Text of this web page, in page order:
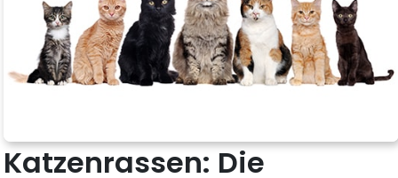
Katzenrassen: Die